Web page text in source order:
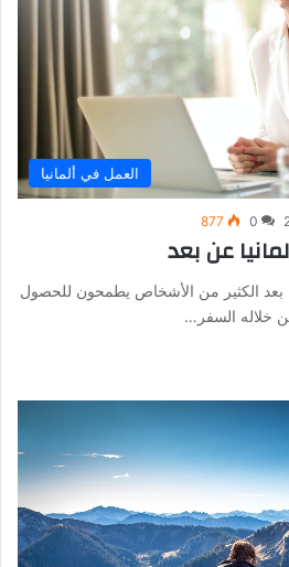
العمل في ألمانيا
0
877
عن بعد
الكثير من الأشخاص يطمحون للحصول
خلاله السفر…